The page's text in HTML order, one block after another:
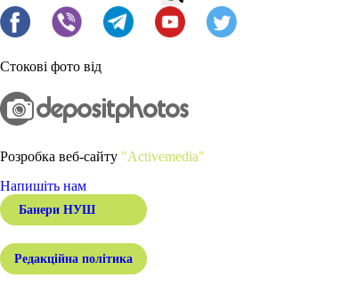
Стокові фото від
Розробка веб-сайту "Activemedia"
Напишіть нам
Банери НУШ
Редакційна політика